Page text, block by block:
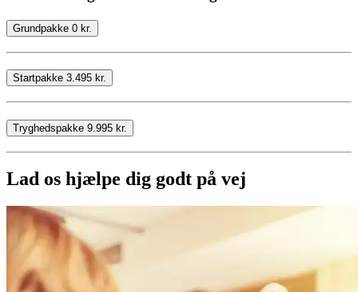
Grundpakke 0 kr.
Startpakke 3.495 kr.
Tryghedspakke 9.995 kr.
Lad os hjælpe dig godt på vej